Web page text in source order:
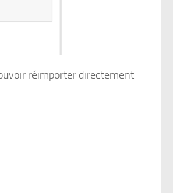
réimporter directement